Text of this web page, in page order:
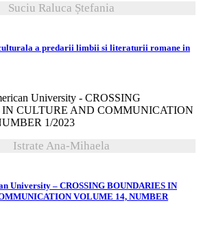
Suciu Raluca Ștefania
a predarii limbii si literaturii romane in
Istrate Ana-Mihaela
University – CROSSING BOUNDARIES IN
VOLUME 14, NUMBER